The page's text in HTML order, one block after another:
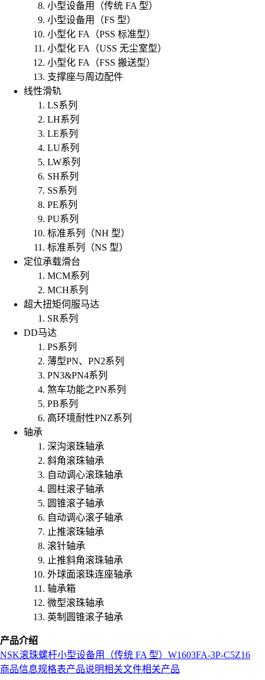
小型设备用（传统 FA 型）
小型设备用（FS 型）
小型化 FA（PSS 标准型）
小型化 FA（USS 无尘室型）
小型化 FA（FSS 搬送型）
支撑座与周边配件
线性滑轨
LS系列
LH系列
LE系列
LU系列
LW系列
SH系列
SS系列
PE系列
PU系列
标准系列（NH 型）
标准系列（NS 型）
定位承载滑台
MCM系列
MCH系列
超大扭矩伺服马达
SR系列
DD马达
PS系列
薄型PN、PN2系列
PN3&PN4系列
煞车功能之PN系列
PB系列
高环境耐性PNZ系列
轴承
深沟滚珠轴承
斜角滚珠轴承
自动调心滚珠轴承
圆柱滚子轴承
圆锥滚子轴承
自动调心滚子轴承
止推滚珠轴承
滚针轴承
止推斜角滚珠轴承
外球面滚珠连座轴承
轴承箱
微型滚珠轴承
英制圆锥滚子轴承
产品介绍
NSK滚珠螺杆小型设备用（传统 FA 型） W1603FA-3P-C5Z16
商品信息规格表产品说明相关文件相关产品